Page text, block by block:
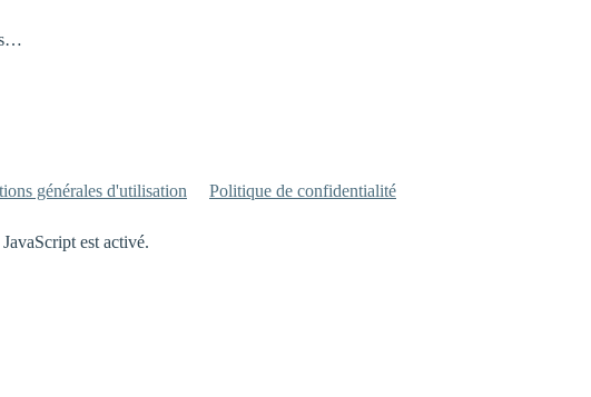
générales d'utilisation Politique de confidentialité
est activé.